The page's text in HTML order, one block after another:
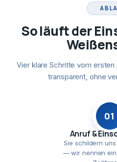
So läuft der
Vier klare Schritte vom
transparent, ohne
01
Anruf &
Sie schildern
— wir nennen